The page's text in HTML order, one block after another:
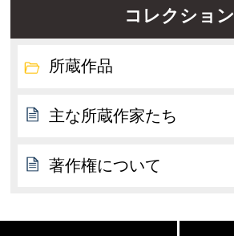
コレクション
所蔵作品
主な所蔵作家たち
著作権について